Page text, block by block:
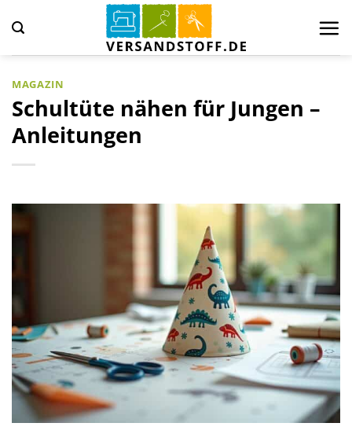
Inhalt
springen
MAGAZIN
Schultüte nähen für Jungen –
Anleitungen